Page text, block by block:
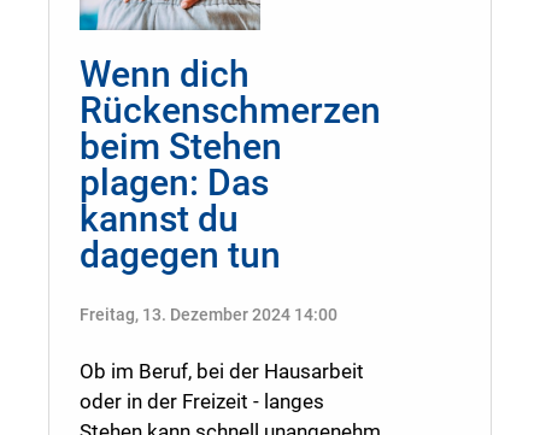
Wenn dich
Rückenschmerzen
beim Stehen
plagen: Das
kannst du
dagegen tun
Freitag, 13. Dezember 2024 14:00
Ob im Beruf, bei der Hausarbeit
oder in der Freizeit - langes